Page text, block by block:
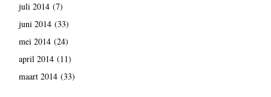
juli 2014(7)
juni 2014(33)
mei 2014(24)
april 2014(11)
maart 2014(33)